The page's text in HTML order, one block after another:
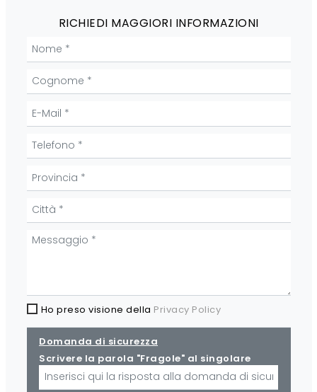
RICHIEDI MAGGIORI INFORMAZIONI
Ho preso visione della Privacy Policy
Domanda di sicurezza
Scrivere la parola "Fragole" al singolare